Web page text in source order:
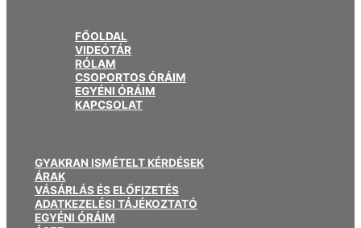
FŐOLDAL
VIDEÓTÁR
RÓLAM
CSOPORTOS ÓRÁIM
EGYÉNI ÓRÁIM
KAPCSOLAT
GYAKRAN ISMÉTELT KÉRDÉSEK
ÁRAK
VÁSÁRLÁS ÉS ELŐFIZETÉS
ADATKEZELÉSI TÁJÉKOZTATÓ
EGYÉNI ÓRÁIM